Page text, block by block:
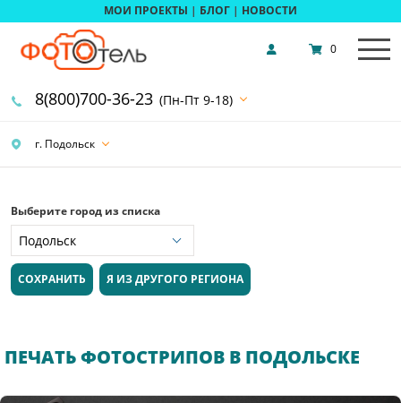
МОИ ПРОЕКТЫ | БЛОГ | НОВОСТИ
г. Подольск
8(800)700-36-23 (Пн-Пт 9-18)
0
Выберите город из списка
СОХРАНИТЬ Я ИЗ ДРУГОГО РЕГИОНА
ПЕЧАТЬ ФОТОСТРИПОВ В ПОДОЛЬСКЕ